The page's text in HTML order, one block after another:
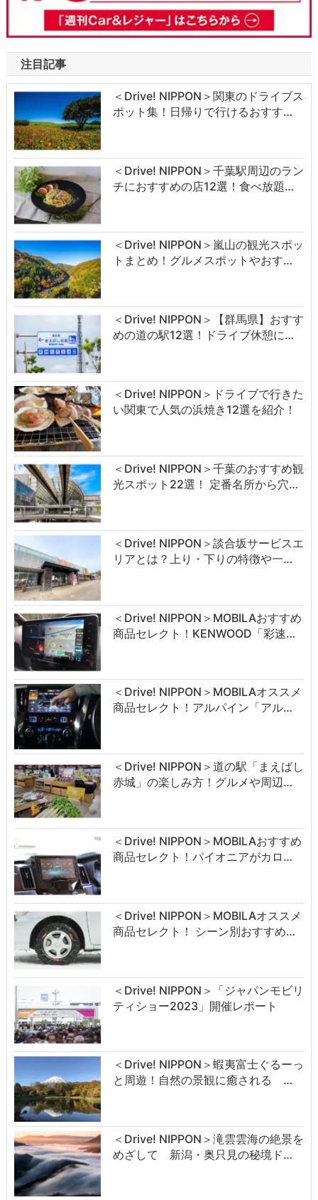
注目記事
＜Drive! NIPPON＞関東のドライブス
ポット集！日帰りで行けるおすす…
＜Drive! NIPPON＞千葉駅周辺のラン
チにおすすめの店12選！食べ放題…
＜Drive! NIPPON＞嵐山の観光スポッ
トまとめ！グルメスポットやおす…
＜Drive! NIPPON＞【群馬県】おすす
めの道の駅12選！ドライブ休憩に…
＜Drive! NIPPON＞ドライブで行きた
い関東で人気の浜焼き12選を紹介！
＜Drive! NIPPON＞千葉のおすすめ観
光スポット22選！ 定番名所から穴…
＜Drive! NIPPON＞談合坂サービスエ
リアとは？上り・下りの特徴や一…
＜Drive! NIPPON＞MOBILAおすすめ
商品セレクト！KENWOOD「彩速…
＜Drive! NIPPON＞MOBILAオススメ
商品セレクト！アルパイン「アル…
＜Drive! NIPPON＞道の駅「まえばし
赤城」の楽しみ方！グルメや周辺…
＜Drive! NIPPON＞MOBILAおすすめ
商品セレクト！パイオニアがカロ…
＜Drive! NIPPON＞MOBILAオススメ
商品セレクト！ シーン別おすすめ…
＜Drive! NIPPON＞「ジャパンモビリ
ティショー2023」開催レポート
＜Drive! NIPPON＞蝦夷富士ぐるーっ
と周遊！自然の景観に癒される …
＜Drive! NIPPON＞滝雲雲海の絶景を
めざして 新潟・奥只見の秘境ド…